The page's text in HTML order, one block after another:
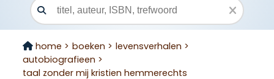
Zoekveld
home > boeken > levensverhalen >
autobiografieen >
taal zonder mij kristien hemmerechts